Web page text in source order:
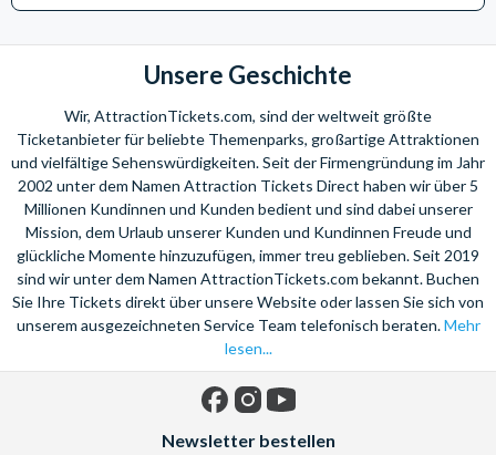
d'Orsay zu sehen. Steigen Sie aus und erkunden Sie die Stadt zu
Fuß und besuchen Sie einige der großen Attraktionen, bevor
Sie wieder an Bord gehen.
Rote Linie Haltestellen - Louvre-Pyramide-BBIC (1) - Louvre-
Pont des Arts (2) - Notre-Dame (3) - Musée d'Orsay (4)
- Champs Elysées (5) - Grand Palais (6) - Trocadéro (7)
- Eiffelturm (8) - Champ de Mars (9) - Opéra Garnier (10)
Informationen zur Bootsfahrt
Das Essential und Explorer Ticket beinhaltet zusätzlich eine
Bootsfahrt entlang der Seine - vom Eiffelturm bis zur
Kathedrale Notre Dame, und wieder zurück. Um Zutritt zu der
Cruise zu erhalten, müssen Sie das ausgedruckte Ticket,
Unsere Geschichte
Wir, AttractionTickets.com, sind der weltweit größte
Ticketanbieter für beliebte Themenparks, großartige Attraktionen
und vielfältige Sehenswürdigkeiten. Seit der Firmengründung im Jahr
2002 unter dem Namen Attraction Tickets Direct haben wir über 5
Millionen Kundinnen und Kunden bedient und sind dabei unserer
Mission, dem Urlaub unserer Kunden und Kundinnen Freude und
glückliche Momente hinzuzufügen, immer treu geblieben. Seit 2019
sind wir unter dem Namen AttractionTickets.com bekannt. Buchen
Sie Ihre Tickets direkt über unsere Website oder lassen Sie sich von
unserem ausgezeichneten Service Team telefonisch beraten.Mehr
lesen...
Newsletter bestellen